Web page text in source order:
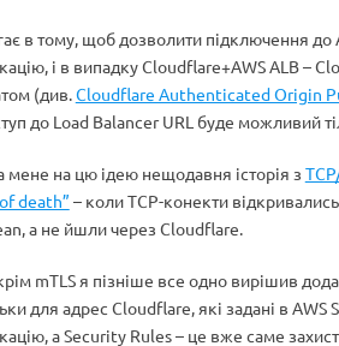
в тому, щоб дозволити підключення до
і в випадку Cloudflare+AWS ALB –
(див.Cloudflare Authenticated Origin
до Load Balancer URL буде можливий
мене на цю ідею нещодавня історія з
death” – коли TCP-конекти
а не йшли через Cloudflare.
mTLS я пізніше все одно вирішив
для адрес Cloudflare, які задані в
а Security Rules – це вже саме